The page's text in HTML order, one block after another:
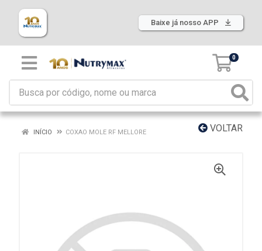
Baixe já nosso APP
0
VOLTAR
INÍCIO COXAO MOLE RF MELLORE